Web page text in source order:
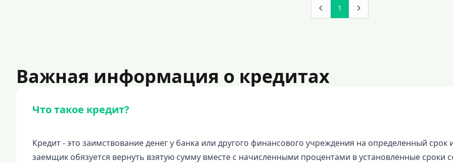
1
Важная информация о кредитах
Что такое кредит?
Кредит - это заимствование денег у банка или другого финансового учреждения на определенный
заемщик обязуется вернуть взятую сумму вместе с начисленными процентами в установленные сроки